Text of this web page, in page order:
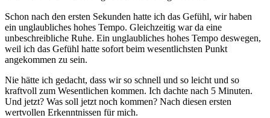
Schon nach den ersten Sekunden hatte ich das Gefühl, wir haben
ein unglaubliches hohes Tempo. Gleichzeitig war da eine
unbeschreibliche Ruhe. Ein unglaubliches hohes Tempo deswegen,
weil ich das Gefühl hatte sofort beim wesentlichsten Punkt
angekommen zu sein.
Nie hätte ich gedacht, dass wir so schnell und so leicht und so
kraftvoll zum Wesentlichen kommen. Ich dachte nach 5 Minuten.
Und jetzt? Was soll jetzt noch kommen? Nach diesen ersten
wertvollen Erkenntnissen für mich.